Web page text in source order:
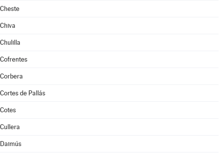
Cheste
Chiva
Chulilla
Cofrentes
Corbera
Cortes de Pallás
Cotes
Cullera
Daimús